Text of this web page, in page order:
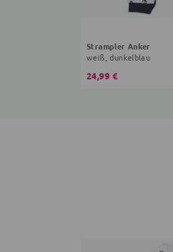
Strampler Anker
weiß, dunkelblau
24,99 €